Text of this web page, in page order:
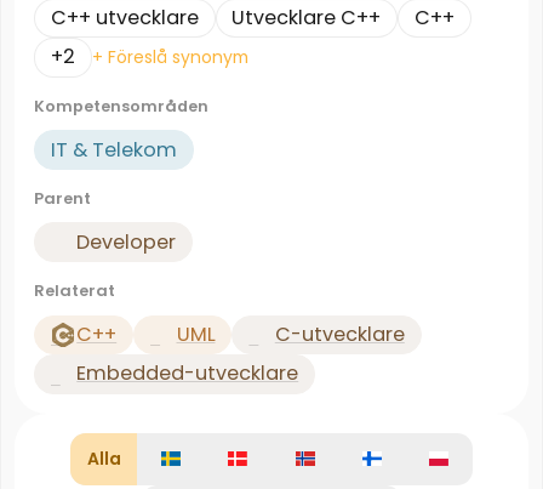
C++ utvecklare
Utvecklare C++
C++
+2
+ Föreslå synonym
Kompetensområden
IT & Telekom
Parent
Developer
Relaterat
C++ UML
C-utvecklare
Embedded-utvecklare
Alla